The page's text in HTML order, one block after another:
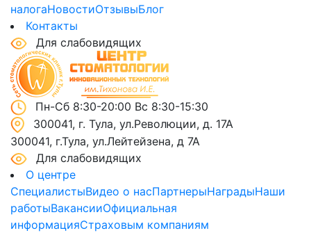
налогаНовостиОтзывыБлог
Контакты
Для слабовидящих
Пн-Сб 8:30-20:00 Вс 8:30-15:30
300041, г. Тула, ул.Революции, д. 17А
300041, г.Тула, ул.Лейтейзена, д 7А
Для слабовидящих
О центре
СпециалистыВидео о насПартнерыНаградыНаши
работыВакансииОфициальная
информацияСтраховым компаниям